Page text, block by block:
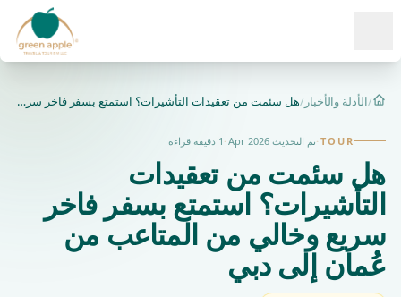
الرئيسية
/الأدلة والأخبار/ هل سئمت من تعقيدات التأشيرات؟ استمتع بسفر فاخر سريع وخالي من...
TOUR
·تم التحديث Apr 2026 · 1 دقيقة قراءة
هل سئمت من تعقيدات
التأشيرات؟ استمتع بسفر فاخر
سريع وخالي من المتاعب من
عُمان إلى دبي